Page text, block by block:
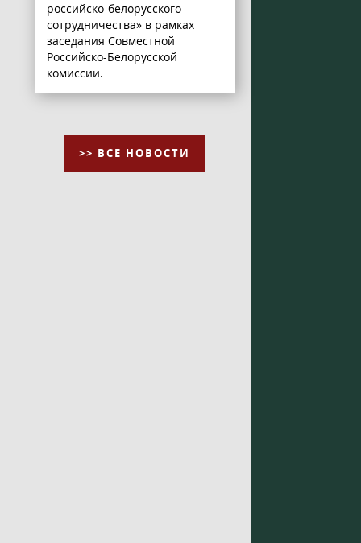
российско-белорусского
сотрудничества» в рамках
заседания Совместной
Российско-Белорусской
комиссии.
>> ВСЕ НОВОСТИ